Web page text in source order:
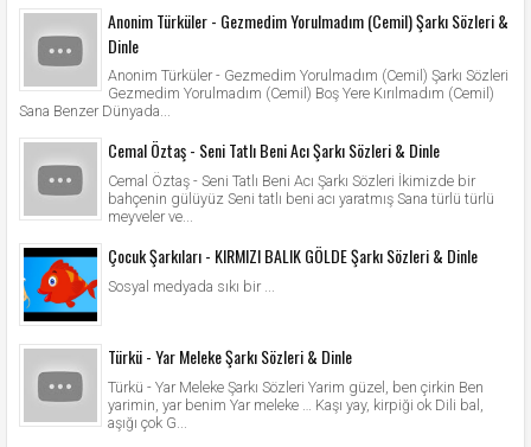
Anonim Türküler - Gezmedim Yorulmadım (Cemil) Şarkı Sözleri &
Dinle
Anonim Türküler - Gezmedim Yorulmadım (Cemil) Şarkı Sözleri
Gezmedim Yorulmadım (Cemil) Boş Yere Kırılmadım (Cemil)
Sana Benzer Dünyada...
Cemal Öztaş - Seni Tatlı Beni Acı Şarkı Sözleri & Dinle
Cemal Öztaş - Seni Tatlı Beni Acı Şarkı Sözleri İkimizde bir
bahçenin gülüyüz Seni tatlı beni acı yaratmış Sana türlü türlü
meyveler ve...
Çocuk Şarkıları - KIRMIZI BALIK GÖLDE Şarkı Sözleri & Dinle
Sosyal medyada sıkı bir ...
Türkü - Yar Meleke Şarkı Sözleri & Dinle
Türkü - Yar Meleke Şarkı Sözleri Yarim güzel, ben çirkin Ben
yarimin, yar benim Yar meleke … Kaşı yay, kirpiği ok Dili bal,
aşığı çok G...